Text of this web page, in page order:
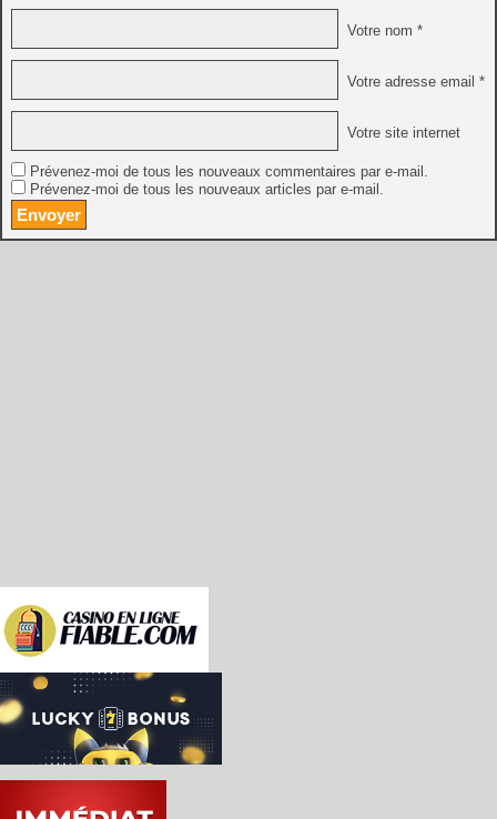
Votre nom *
Votre adresse email *
Votre site internet
Prévenez-moi de tous les nouveaux commentaires par e-mail.
Prévenez-moi de tous les nouveaux articles par e-mail.